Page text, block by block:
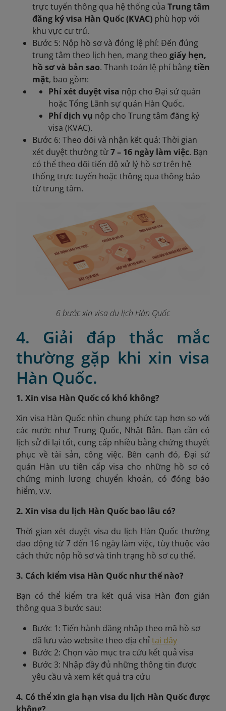
trực tuyến thông qua hệ thống của Trung tâm
đăng ký visa Hàn Quốc (KVAC) phù hợp với
khu vực cư trú.
Bước 5: Nộp hồ sơ và đóng lệ phí: Đến đúng
trung tâm theo lịch hẹn, mang theo giấy hẹn,
hồ sơ và bản sao. Thanh toán lệ phí bằngtiền
mặt, bao gồm:
Phí xét duyệt visa nộp cho Đại sứ quán
hoặc Tổng Lãnh sự quán Hàn Quốc.
Phí dịch vụ nộp cho Trung tâm đăng ký
visa (KVAC).
Bước 6: Theo dõi và nhận kết quả: Thời gian
xét duyệt thường từ7 – 16 ngày làm việc. Bạn
có thể theo dõi tiến độ xử lý hồ sơ trên hệ
thống trực tuyến hoặc thông qua thông báo
từ trung tâm.
6 bước xin visa du lịch Hàn Quốc
4. Giải đáp thắc mắc
thường gặp khi xin visa
Hàn Quốc.
1. Xin visa Hàn Quốc có khó không?
Xin visa Hàn Quốc nhìn chung phức tạp hơn so với
các nước như Trung Quốc, Nhật Bản. Bạn cần có
lịch sử đi lại tốt, cung cấp nhiều bằng chứng thuyết
phục về tài sản, công việc. Bên cạnh đó, Đại sứ
quán Hàn ưu tiên cấp visa cho những hồ sơ có
chứng minh lương chuyển khoản, có đóng bảo
hiểm, v.v.
2. Xin visa du lịch Hàn Quốc bao lâu có?
Thời gian xét duyệt visa du lịch Hàn Quốc thường
dao động từ 7 đến 16 ngày làm việc, tùy thuộc vào
cách thức nộp hồ sơ và tình trạng hồ sơ cụ thể.
3. Cách kiểm visa Hàn Quốc như thế nào?
Bạn có thể kiểm tra kết quả visa Hàn đơn giản
thông qua 3 bước sau:
Bước 1: Tiến hành đăng nhập theo mã hồ sơ
đã lưu vào website theo địa chỉtại đây
Bước 2: Chọn vào mục tra cứu kết quả visa
Bước 3: Nhập đầy đủ những thông tin được
yêu cầu và xem kết quả tra cứu
4. Có thể xin gia hạn visa du lịch Hàn Quốc được